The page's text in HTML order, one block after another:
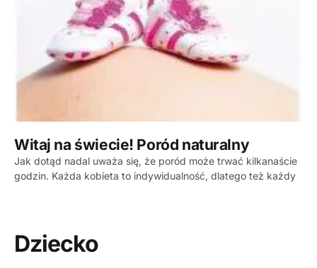
Witaj na świecie! Poród naturalny
Jak dotąd nadal uważa się, że poród może trwać kilkanaście
godzin. Każda kobieta to indywidualność, dlatego też każdy
Dziecko